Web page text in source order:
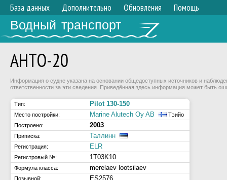
База данных Дополнительно Обновления Помощь
Водный транспорт
AHTO-20
Информация о судне указана на основании общедоступных источников и
ответственности за эти сведения. Приведённая здесь информация может быть
Тип: Pilot 130-150
Место постройки: Marine Alutech Oy AB
Тэийо
Построено:
2003
Приписка: Таллинн
Регистрация: ELR
Регистровый №: 1T03K10
Формула класса: merelaev lootsilaev
Позывной: ES2576